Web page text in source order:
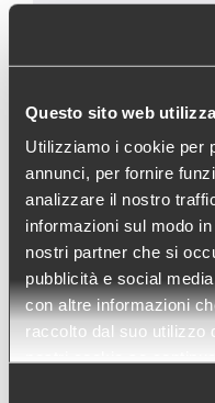
Questo sito web
Utilizziamo i cookie per
annunci, per fornire
analizzare il nostro
informazioni sul modo
nostri partner che si
pubblicità e social
con altre informazioni
raccolto dal suo utilizzo
nostri cookie se
informazioni
al vostro
del mercato